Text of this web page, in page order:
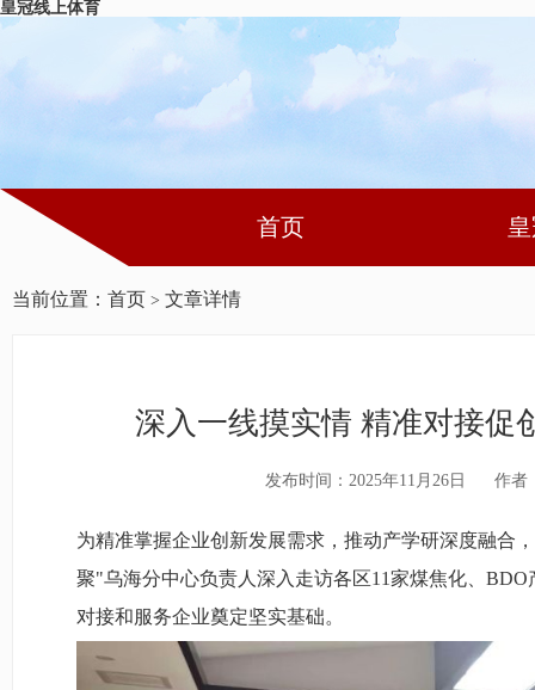
皇冠线上体育
首页
当前位置： 首页 > 文章详情
深入一线摸实情 精准对接
发布时间：2025年11月26日 作者
为精准掌握企业创新发展需求，推动产学研深度融合
聚"乌海分中心负责人深入走访各区11家煤焦化、
对接和服务企业奠定坚实基础。